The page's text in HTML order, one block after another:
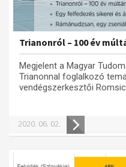
Trianonról – 100 év
Megjelent a Magyar
Trianonnal foglalkozó
vendégszerkesztői
2020. 06. 02.